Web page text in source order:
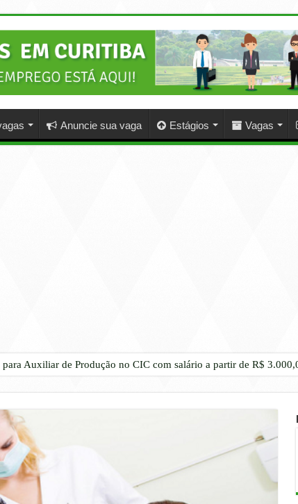
Anuncie sua vaga Estágios Vagas
para Auxiliar de Produção no CIC com salário a partir de R$